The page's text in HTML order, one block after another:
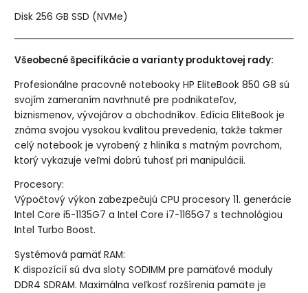
Disk 256 GBSSD (NVMe)
Všeobecné špecifikácie a varianty produktovej rady:
Profesionálne pracovné notebooky HP EliteBook 850 G8 sú
svojím zameraním navrhnuté pre podnikateľov,
biznismenov, vývojárov a obchodníkov. Edícia EliteBook je
známa svojou vysokou kvalitou prevedenia, takže takmer
celý notebook je vyrobený z hliníka s matným povrchom,
ktorý vykazuje veľmi dobrú tuhosť pri manipulácii.
Procesory:
Výpočtový výkon zabezpečujú CPU procesory 11. generácie
Intel Core i5-1135G7 a Intel Core i7-1165G7 s technológiou
Intel Turbo Boost.
Systémová pamäť RAM:
K dispozícií sú dva sloty SODIMM pre pamäťové moduly
DDR4 SDRAM. Maximálna veľkosť rozšírenia pamäte je